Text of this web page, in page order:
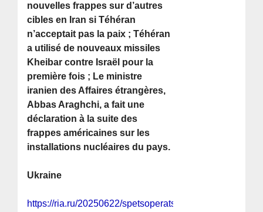
nouvelles frappes sur d’autres
cibles en Iran si Téhéran
n’acceptait pas la paix ; Téhéran
a utilisé de nouveaux missiles
Kheibar contre Israël pour la
première fois ; Le ministre
iranien des Affaires étrangères,
Abbas Araghchi, a fait une
déclaration à la suite des
frappes américaines sur les
installations nucléaires du pays.
Ukraine
https://ria.ru/20250622/spetsoperatsiya-